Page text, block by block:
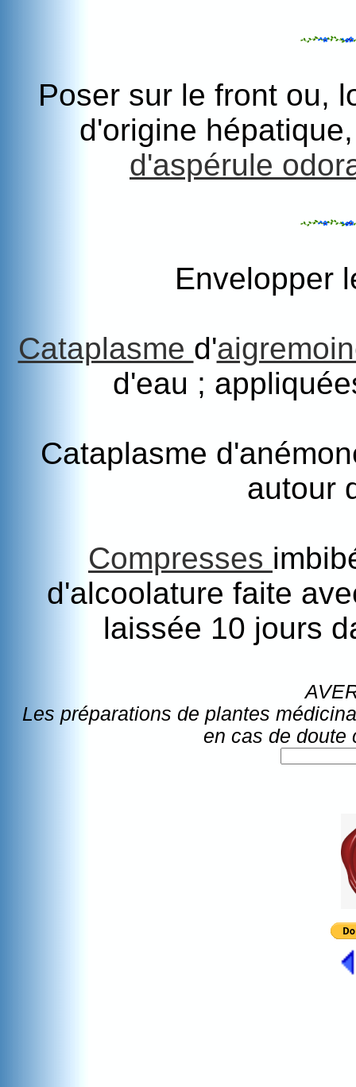
Poser sur le front ou,
d'origine
d'aspérule
Envelopper
Cataplasme d'
d'eau ;
Cataplasme
autour
Compresses
d'alcoolature faite
laissée 10 jours
Les préparations de plantes
en cas de doute